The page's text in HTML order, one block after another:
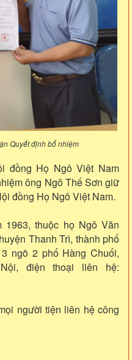
Quyết định bổ nhiệm
đồng Họ Ngô Việt Nam
ông Ngô Thế Sơn giữ
đồng Họ Ngô Việt Nam.
thuộc họ Ngô Văn
Thanh Trì, thành phố
ngõ 2 phố Hàng Chuối,
điện thoại liên hệ:
người tiện liên hệ công